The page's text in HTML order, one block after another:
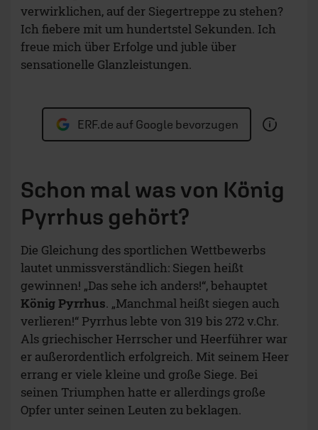
verwirklichen, auf der Siegertreppe zu stehen?
Ich fiebere mit um hundertstel Sekunden. Ich
freue mich über Erfolge und juble über
sensationelle Glanzleistungen.
ERF.de auf Google bevorzugen
Schon mal was von König
Pyrrhus gehört?
Die Gleichung des sportlichen Wettbewerbs
lautet unmissverständlich: Siegen heißt
gewinnen! „Das sehe ich anders!“, behauptet
König Pyrrhus. „Manchmal heißt siegen auch
verlieren!“ Pyrrhus lebte von 319 bis 272 v.Chr.
Als griechischer Herrscher und Heerführer war
er außerordentlich erfolgreich. Mit seinem Heer
errang er viele kleine und große Siege. Bei
seinen Triumphen hatte er allerdings große
Opfer unter seinen Leuten zu beklagen.